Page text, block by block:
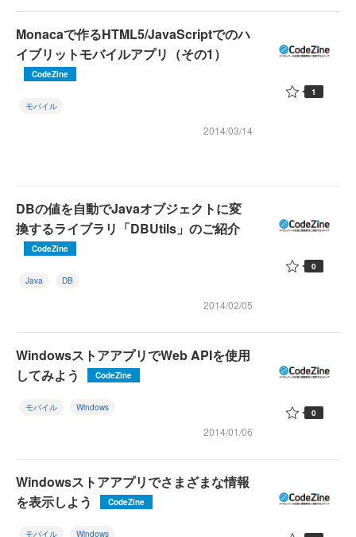
Monacaで作るHTML5/JavaScriptでのハ
イブリットモバイルアプリ（その1）
CodeZine
モバイル
2014/03/14
1
DBの値を自動でJavaオブジェクトに変
換するライブラリ「DBUtils」のご紹介
CodeZine
Java DB
2014/02/05
0
WindowsストアアプリでWeb APIを使用
してみよう
CodeZine
モバイル Windows
2014/01/06
0
Windowsストアアプリでさまざまな情報
を表示しよう
CodeZine
モバイル Windows